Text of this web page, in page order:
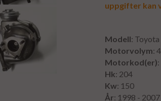
uppgifter kan
Modell:
Motorvolym:
Motorkod(er)
Hk: 204
Kw: 150
År: 1998 - 2007